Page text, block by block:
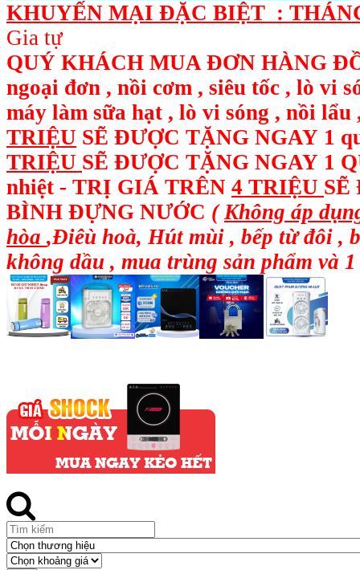
KHUYẾN MẠI ĐẶC BIỆT :
Gia tự
QUÝ KHÁCH MUA ĐƠN HÀNG
ngoại đơn , nồi cơm , siêu tốc , lò vi
máy làm sữa hạt , lò vi sóng , nồi
TRIỆU SẼ ĐƯỢC TẶNG NGAY 1
TRIỆU SẼ ĐƯỢC TẶNG NGAY 1
nhiệt - TRỊ GIÁ TRÊN 4 TRIỆU SẼ
BÌNH ĐỰNG NƯỚC (Không áp
hòa ,Điêù hoà, Hút mùi , bếp từ đôi ,
không dầu , mua trùng sản phẩm và